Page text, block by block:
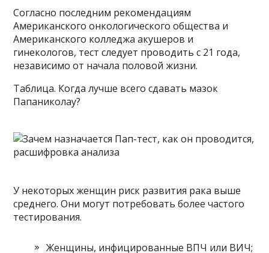
Согласно последним рекомендациям
Американского онкологического общества и
Американского колледжа акушеров и
гинекологов, тест следует проводить с 21 года,
независимо от начала половой жизни.
Таблица. Когда лучше всего сдавать мазок
Папаниколау?
У некоторых женщин риск развития рака выше
среднего. Они могут потребовать более частого
тестирования.
Женщины, инфицированные ВПЧ или ВИЧ;